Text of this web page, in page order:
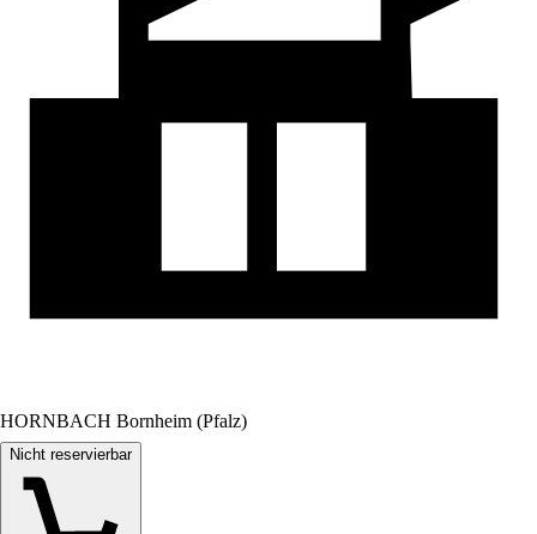
HORNBACH Bornheim (Pfalz)
Nicht reservierbar